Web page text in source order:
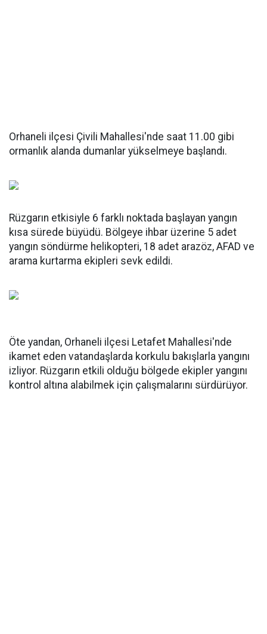
Orhaneli ilçesi Çivili Mahallesi'nde saat 11.00 gibi
ormanlık alanda dumanlar yükselmeye başlandı.
Rüzgarın etkisiyle 6 farklı noktada başlayan yangın
kısa sürede büyüdü. Bölgeye ihbar üzerine 5 adet
yangın söndürme helikopteri, 18 adet arazöz, AFAD ve
arama kurtarma ekipleri sevk edildi.
Öte yandan, Orhaneli ilçesi Letafet Mahallesi'nde
ikamet eden vatandaşlarda korkulu bakışlarla yangını
izliyor. Rüzgarın etkili olduğu bölgede ekipler yangını
kontrol altına alabilmek için çalışmalarını sürdürüyor.